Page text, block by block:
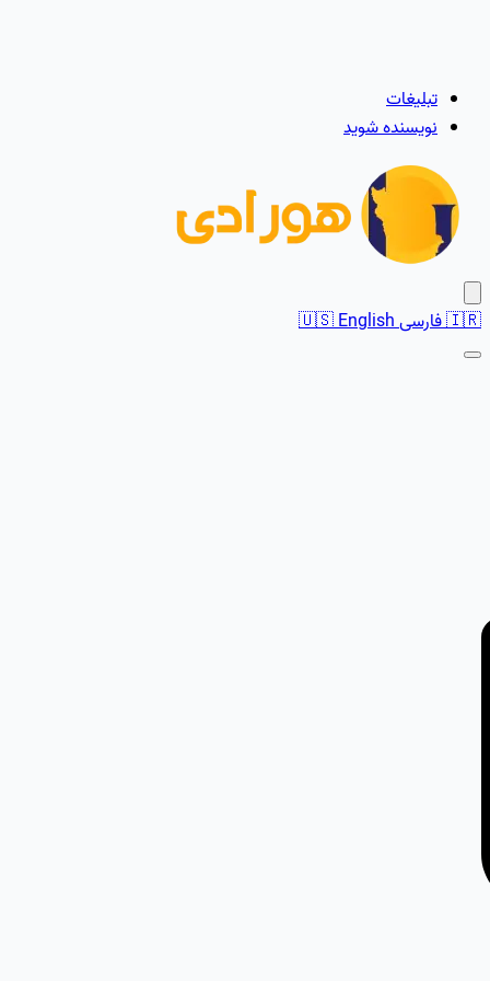
تبلیغات
نویسنده شوید
🇮🇷فارسی 🇺🇸English